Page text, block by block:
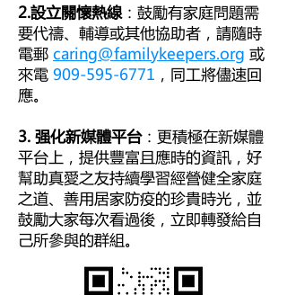
2.設立關懷熱線 ：鼓勵有家庭問題需
要代禱、輔導或其他協助者，請隨時
電郵 caring@familykeepers.org 或
來電 909-595-6771 ，同工將儘速回
應。
3. 强化新媒體平台：更積極在新媒體
平台上，提供豐富且應時的資訊，好
幫助真愛之友持續學習經營健全家庭
之道、善用居家防疫的珍貴時光，並
鼓勵大家每次看過後，立即轉發給自
己所參與的群組。